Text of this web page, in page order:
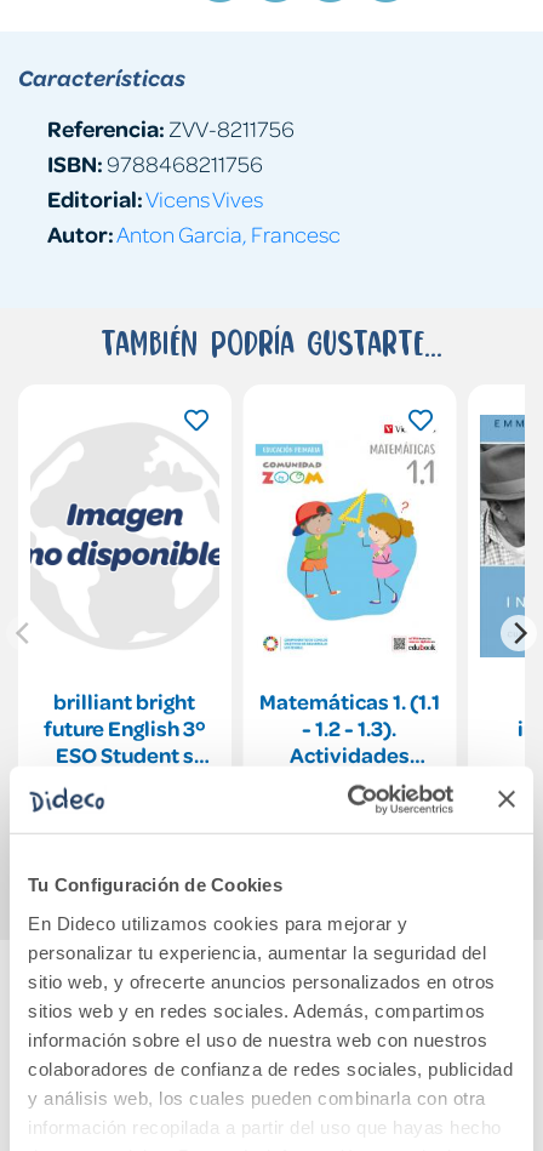
Tu Configuración de Cookies
En Dideco utilizamos cookies para mejorar y
personalizar tu experiencia, aumentar la seguridad del
sitio web, y ofrecerte anuncios personalizados en otros
sitios web y en redes sociales. Además, compartimos
información sobre el uso de nuestra web con nuestros
colaboradores de confianza de redes sociales, publicidad
y análisis web, los cuales pueden combinarla con otra
información recopilada a partir del uso que hayas hecho
Características
Referencia: ZVV-8211756
ISBN:9788468211756
Editorial:Vicens Vives
Autor:Anton Garcia, Francesc
También podría gustarte...
brilliant bright
future English 3º
ESO Student s
30,49€
Matemáticas 1. (1.1
- 1.2 - 1.3).
Actividades
Benvenida y Kit
(Comunidad
Zoom)
44,57€
Cuéntanos tu opinión
¡Sé el primero en valorar este producto!